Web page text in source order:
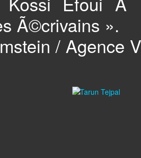
Ã©crivains ».
/ Agence